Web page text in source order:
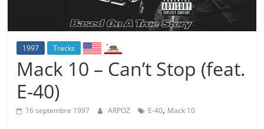
1997 Tracks
Mack 10 – Can’t Stop (feat.
E-40)
16 septembre 1997 ARPOZ E-40, Mack 10